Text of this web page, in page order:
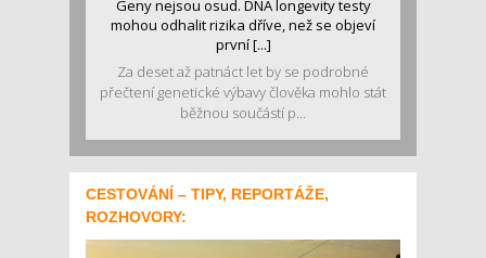
Geny nejsou osud. DNA longevity testy
mohou odhalit rizika dříve, než se objeví
první [...]
Za deset až patnáct let by se podrobné
přečtení genetické výbavy člověka mohlo stát
běžnou součástí p...
CESTOVÁNÍ – TIPY, REPORTÁŽE,
ROZHOVORY: